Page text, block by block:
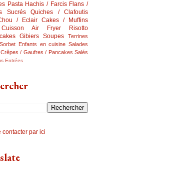
Pasta Hachis / Farcis Flans /
Sucrés
Quiches / Clafoutis
/ Eclair Cakes / Muffins
Cuisson Air Fryer
Risotto
Gibiers Soupes
Terrines
Enfants en cuisine Salades
Crêpes / Gaufres / Pancakes Salés
Entrées
contacter par ici